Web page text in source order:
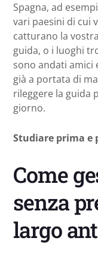
Spagna, ad
vari paesini di cui
catturano la
guida, o i luoghi
sono andati amici
già a portata di
rileggere la guida
giorno.
Studiare prima e
Come
senza
largo